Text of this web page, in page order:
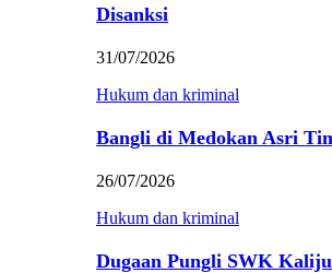
Disanksi
31/07/2026
Hukum dan kriminal
Bangli di Medokan Asri
26/07/2026
Hukum dan kriminal
Dugaan Pungli SWK